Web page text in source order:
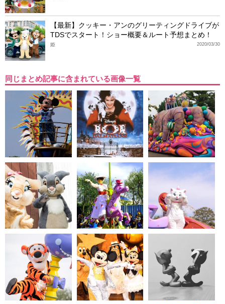
【最新】クッキー・アンのグリーティングドライブが
TDSでスタート！ショー概要＆ルート予想まとめ！
2020/03/30
姫
同じまとめ記事に含まれている画像一覧